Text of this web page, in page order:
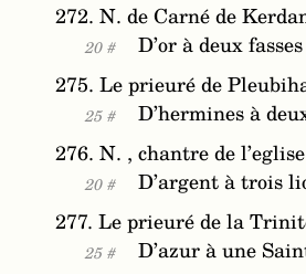
272. N. de Carné de
20 #
D’or à deux
275. Le prieuré de
25 #
D’hermines à
276. N. , chantre de
20 #
D’argent à trois
277. Le prieuré de la
25 #
D’azur à une